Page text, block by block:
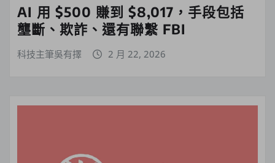
AI 用 $500 賺到 $8,017，手段包括
壟斷、欺詐、還有聯繫 FBI
科技主筆吳有擇 2 月 22, 2026